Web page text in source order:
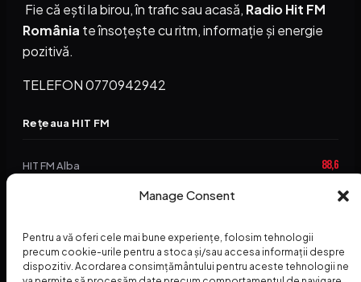
Manage Consent
Pentru a vă oferi cele mai bune experiențe, folosim tehnologii
precum cookie-urile pentru a stoca și/sau accesa informații despre
dispozitiv. Acordarea consimțământului pentru aceste tehnologii ne
Fie că ești la birou, în trafic sau acasă, Radio Hit FM
România te însoțește cu ritm, informație și energie
pozitivă.
TELEFON 0770942942
Rețeaua HIT FM
HIT FM Alba 88,6
94,2
HIT FM Abrud 94,3